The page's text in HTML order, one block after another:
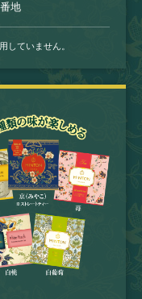
地
していません。